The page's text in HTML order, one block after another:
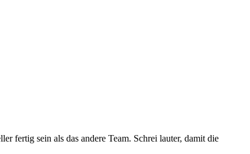
fertig sein als das andere Team. Schrei lauter, damit die